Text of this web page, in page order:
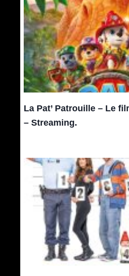
La Pat’ Patrouille – Le
– Streaming.